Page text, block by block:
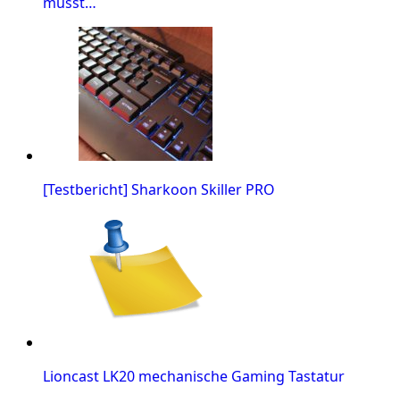
[Testbericht] Sharkoon Skiller PRO
Lioncast LK20 mechanische Gaming Tastatur